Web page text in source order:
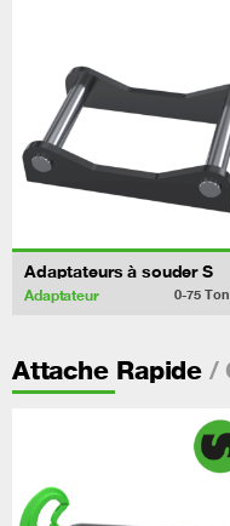
Adaptateurs à souder S
Adaptateur 0-75
Attache Rapide /